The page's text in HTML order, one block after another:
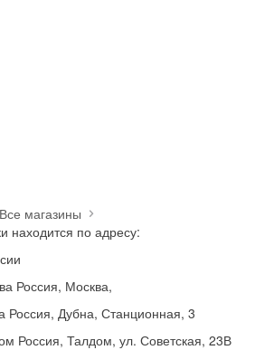
Все магазины
находится по адресу:
Россия, Москва,
Россия, Дубна, Станционная, 3
Россия, Талдом, ул. Советская, 23В